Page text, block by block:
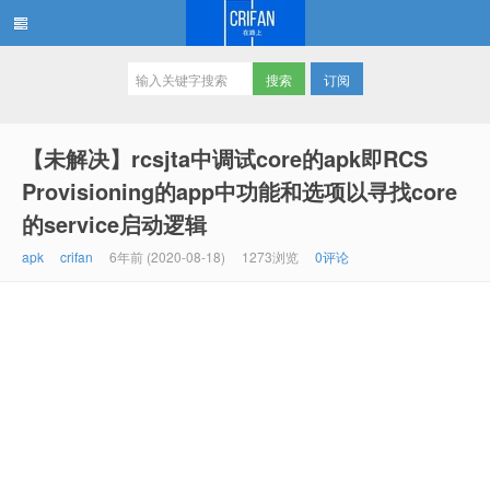
订阅
【未解决】rcsjta中调试core的apk即RCS
Provisioning的app中功能和选项以寻找core
的service启动逻辑
apk crifan 6年前 (2020-08-18) 1273浏览 0评论